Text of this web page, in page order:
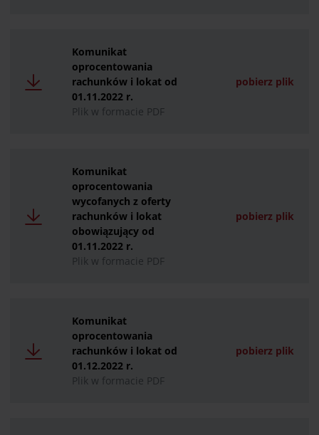
Komunikat
oprocentowania
rachunków i lokat od
01.11.2022 r.
Plik w formacie PDF
pobierz plik
Komunikat
oprocentowania
wycofanych z oferty
rachunków i lokat
obowiązujący od
01.11.2022 r.
Plik w formacie PDF
pobierz plik
Komunikat
oprocentowania
rachunków i lokat od
01.12.2022 r.
Plik w formacie PDF
pobierz plik